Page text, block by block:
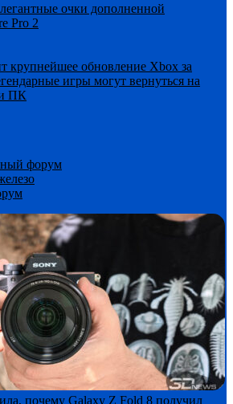
очки дополненной
Pro 2
крупнейшее обновление Xbox за
игры могут вернуться на
ПК
форум
почему Galaxy Z Fold 8 получил